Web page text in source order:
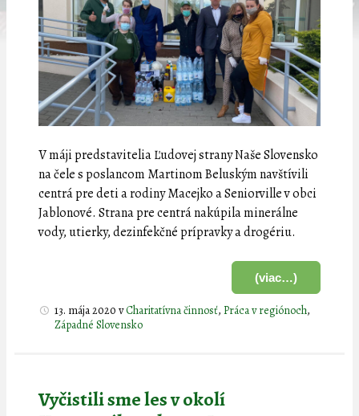
V máji predstavitelia Ľudovej strany Naše Slovensko
na čele s poslancom Martinom Beluským navštívili
centrá pre deti a rodiny Macejko a Seniorville v obci
Jablonové. Strana pre centrá nakúpila minerálne
vody, utierky, dezinfekčné prípravky a drogériu.
(viac…)
13. mája 2020 vCharitatívna činnosť, Práca v regiónoch,
Západné Slovensko
Vyčistili sme les v okolí